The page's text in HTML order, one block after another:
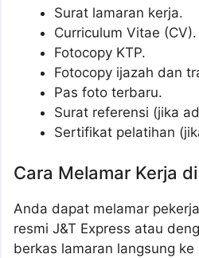
Surat lamaran kerja.
Curriculum Vitae (CV).
Fotocopy KTP.
Fotocopy ijazah dan
Pas foto terbaru.
Surat referensi (jika
Sertifikat pelatihan
Cara Melamar Kerja
Anda dapat melamar
resmi J&T Express atau
berkas lamaran langsung ke